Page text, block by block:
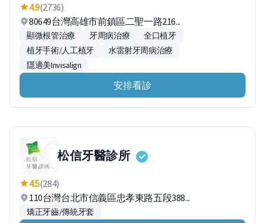
4.9(2736)
80649台灣高雄市前鎮區二聖一路216...
顯微根管治療 牙周病治療
全口植牙
植牙手術/人工植牙
水雷射牙周病治療
隱適美Invisalign
安排看診
松信牙醫診所
4.5(284)
110台灣台北市信義區忠孝東路五段388...
矯正牙齒/傳統牙套